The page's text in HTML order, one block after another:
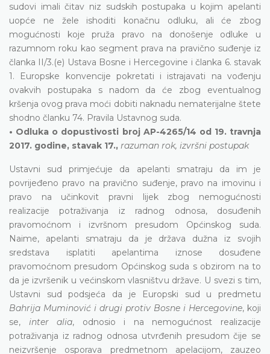
sudovi imali čitav niz sudskih postupaka u kojim apelanti
uopće ne žele ishoditi konačnu odluku, ali će zbog
mogućnosti koje pruža pravo na donošenje odluke u
razumnom roku kao segment prava na pravično suđenje iz
članka II/3.(e) Ustava Bosne i Hercegovine i članka 6. stavak
1. Europske konvencije pokretati i istrajavati na vođenju
ovakvih postupaka s nadom da će zbog eventualnog
kršenja ovog prava moći dobiti naknadu nematerijalne štete
shodno članku 74. Pravila Ustavnog suda.
• Odluka o dopustivosti broj AP-4265/14 od 19. travnja
2017. godine, stavak 17., razuman rok, izvršni postupak
Ustavni sud primjećuje da apelanti smatraju da im je
povrijeđeno pravo na pravično suđenje, pravo na imovinu i
pravo na učinkovit pravni lijek zbog nemogućnosti
realizacije potraživanja iz radnog odnosa, dosuđenih
pravomoćnom i izvršnom presudom Općinskog suda.
Naime, apelanti smatraju da je država dužna iz svojih
sredstava isplatiti apelantima iznose dosuđene
pravomoćnom presudom Općinskog suda s obzirom na to
da je izvršenik u većinskom vlasništvu države. U svezi s tim,
Ustavni sud podsjeća da je Europski sud u predmetu
Bahrija Muminović i drugi protiv Bosne i Hercegovine, koji
se, inter alia, odnosio i na nemogućnost realizacije
potraživanja iz radnog odnosa utvrđenih presudom čije se
neizvršenje osporava predmetnom apelacijom, zauzeo